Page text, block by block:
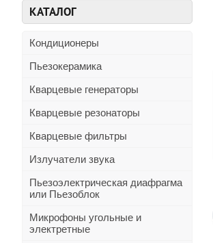
КАТАЛОГ
Кондиционеры
Пьезокерамика
Кварцевые генераторы
Кварцевые резонаторы
Кварцевые фильтры
Излучатели звука
Пьезоэлектрическая диафрагма
или Пьезоблок
Микрофоны угольные и
электретные